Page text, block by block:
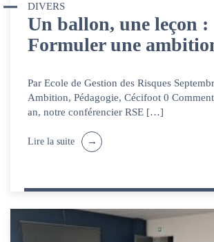
DIVERS
Un ballon, une leçon :
Formuler une
Par Ecole de Gestion des Risques
Ambition, Pédagogie, Cécifoot 0
an, notre conférencier RSE […]
Lire la suite